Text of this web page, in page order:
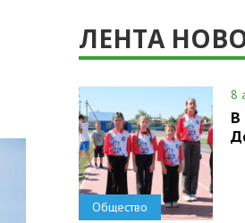
ЛЕНТА
Общество
8
В